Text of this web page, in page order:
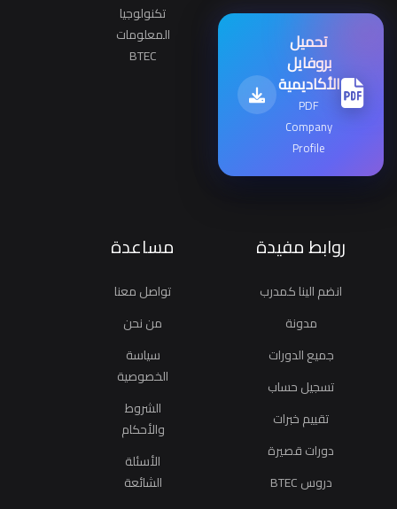
تحميل
بروفايل
الأكاديمية
PDF
Company
Profile
تكنولوجيا
المعلومات
BTEC
روابط مفيدة
انضم الينا كمدرب
مدونة
جميع الدورات
تسجيل حساب
تقييم خبرات
دورات قصيرة
دروس BTEC
مساعدة
تواصل معنا
من نحن
سياسة
الخصوصية
الشروط
والأحكام
الأسئلة
الشائعة